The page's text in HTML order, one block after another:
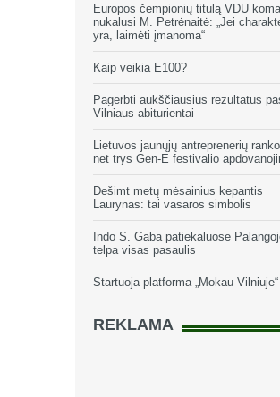
Europos čempionių titulą VDU
nukalusi M. Petrėnaitė: „Jei
yra, laimėti įmanoma“
Kaip veikia E100?
Pagerbti aukščiausius rezultatus
Vilniaus abiturientai
Lietuvos jaunųjų antreprenerių
net trys Gen-E festivalio
Dešimt metų mėsainius kepantis
Laurynas: tai vasaros simbolis
Indo S. Gaba patiekaluose
telpa visas pasaulis
Startuoja platforma „Mokau Vilniuje“
REKLAMA